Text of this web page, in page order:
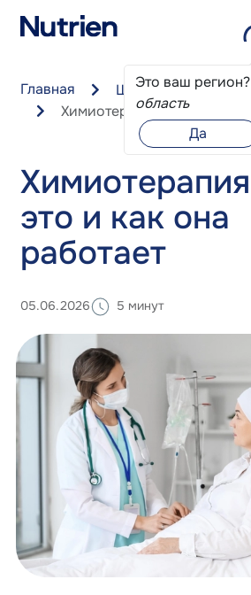
Это ваш регион?
область
Да
Главная
Школа пациента
Химиотерапия: что это и
это и как она
работает
05.06.2026 5 минут